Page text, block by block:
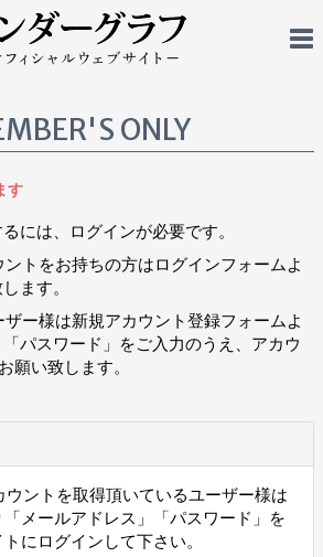
ONLY
す
には、ログインが必要です。
トをお持ちの方はログインフォームよ
ます。
ー様は新規アカウント登録フォームよ
パスワード」をご入力のうえ、アカウ
願い致します。
ントを取得頂いているユーザー様は
メールアドレス」「パスワード」を
にログインして下さい。